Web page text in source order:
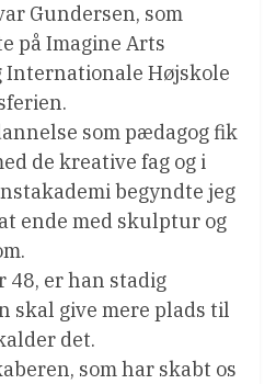
Gundersen, som
på Imagine Arts
Internationale Højskole
som pædagog fik
de kreative fag og i
begyndte jeg
ende med skulptur og
48, er han stadig
skal give mere plads til
det.
som har skabt os